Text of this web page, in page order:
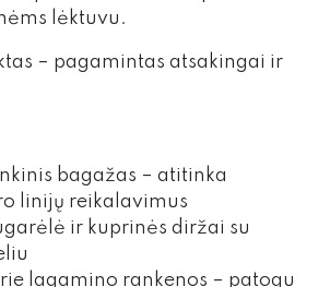
lėktuvu.
– pagamintas atsakingai ir
bagažas – atitinka
linijų reikalavimus
ir kuprinės diržai su
lagamino rankenos – patogu